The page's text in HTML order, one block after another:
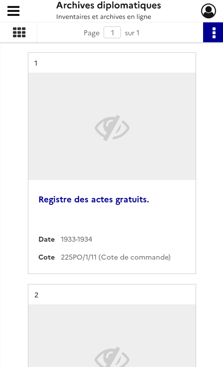
Archives diplomatiques
Ouvrir le menu déroulant
Page sur 1
Résultat n°
1
Registre des actes gratuits.
Date
1933-1934
Cote
225PO/1/11 (Cote de commande)
Résultat n°
2